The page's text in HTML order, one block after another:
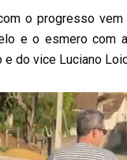
o progresso
e o esmero com
do vice Luciano